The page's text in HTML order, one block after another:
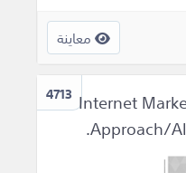
معاينة
4713 Internet
Approach/